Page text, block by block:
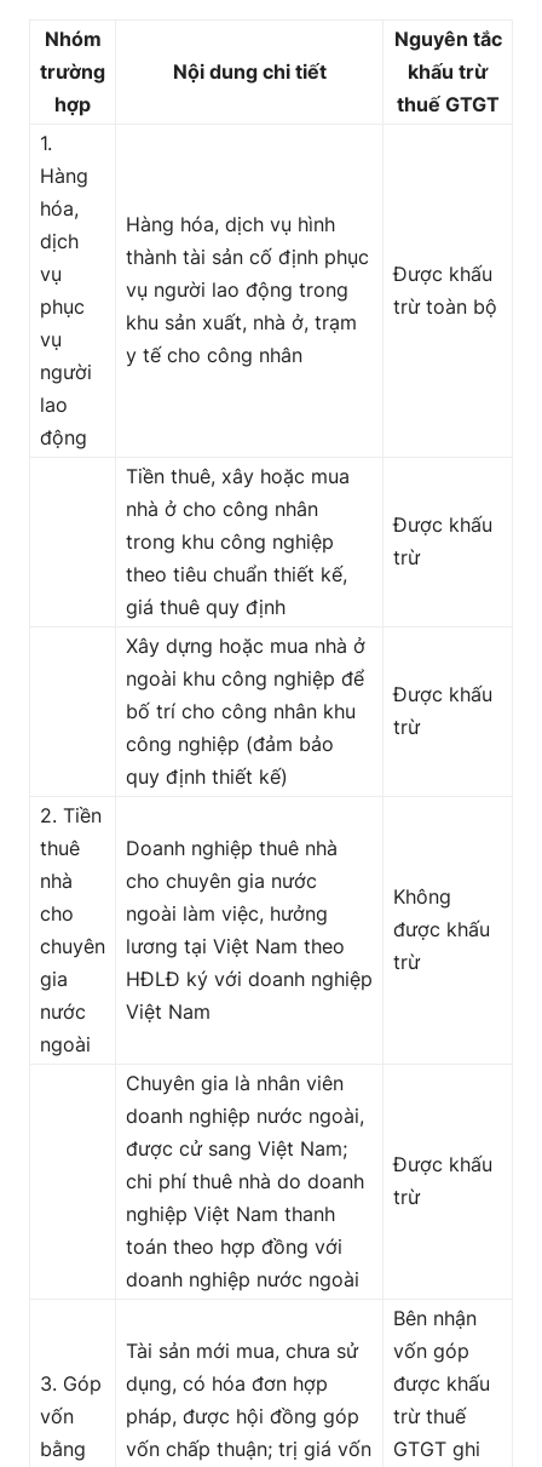
Nhóm
trường
hợp
Nội dung chi tiết
Nguyên tắc
khấu trừ
thuế GTGT
1.
Hàng
hóa,
dịch
vụ
phục
vụ
người
lao
động
Hàng hóa, dịch vụ hình
thành tài sản cố định phục
vụ người lao động trong
khu sản xuất, nhà ở, trạm
y tế cho công nhân
Được khấu
trừ toàn bộ
Tiền thuê, xây hoặc mua
nhà ở cho công nhân
trong khu công nghiệp
theo tiêu chuẩn thiết kế,
giá thuê quy định
Được khấu
trừ
Xây dựng hoặc mua nhà ở
ngoài khu công nghiệp để
bố trí cho công nhân khu
công nghiệp (đảm bảo
quy định thiết kế)
Được khấu
trừ
2. Tiền
thuê
nhà
cho
chuyên
gia
nước
ngoài
Doanh nghiệp thuê nhà
cho chuyên gia nước
ngoài làm việc, hưởng
lương tại Việt Nam theo
HĐLĐ ký với doanh nghiệp
Việt Nam
Không
được khấu
trừ
Chuyên gia là nhân viên
doanh nghiệp nước ngoài,
được cử sang Việt Nam;
chi phí thuê nhà do doanh
nghiệp Việt Nam thanh
toán theo hợp đồng với
doanh nghiệp nước ngoài
Được khấu
trừ
3. Góp
vốn
bằng
Tài sản mới mua, chưa sử
dụng, có hóa đơn hợp
pháp, được hội đồng góp
vốn chấp thuận; trị giá vốn
Bên nhận
vốn góp
được khấu
trừ thuế
GTGT ghi